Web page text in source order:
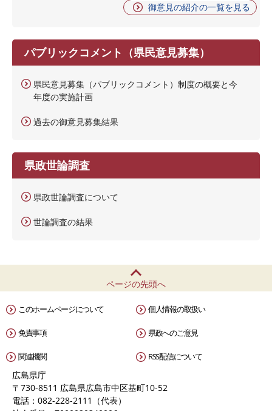
御意見の紹介の一覧を見る
パブリックコメント（県民意見募集）
県民意見募集（パブリックコメント）制度の概要と今
年度の実施計画
過去の御意見募集結果
県政世論調査
県政世論調査について
世論調査の結果
ページの先頭へ
このホームページについて 個人情報の取扱い
免責事項 県政へのご意見
関連機関 RSS配信について
広島県庁
〒730-8511 広島県広島市中区基町10-52
電話：082-228-2111（代表）